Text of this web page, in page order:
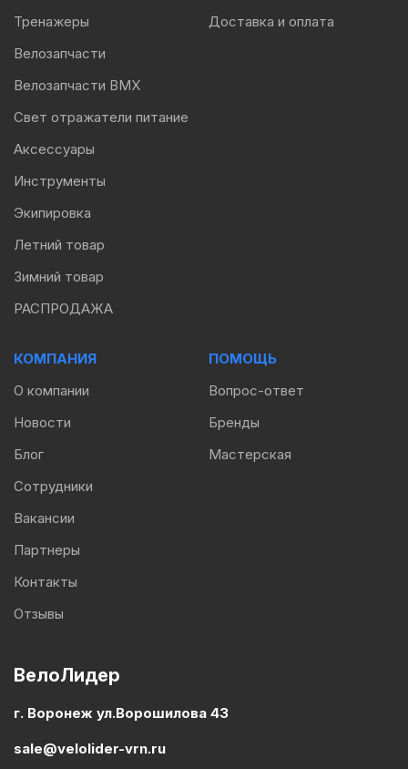
ВелоЛидер
г. Воронеж ул.Ворошилова 43
sale@velolider-vrn.ru
Тренажеры
Велозапчасти
Велозапчасти BMX
Свет отражатели питание
Аксессуары
Инструменты
Экипировка
Летний товар
Зимний товар
РАСПРОДАЖА
Доставка и оплата
КОМПАНИЯ
О компании
Новости
Блог
Сотрудники
Вакансии
Партнеры
Контакты
Отзывы
ПОМОЩЬ
Вопрос-ответ
Бренды
Мастерская